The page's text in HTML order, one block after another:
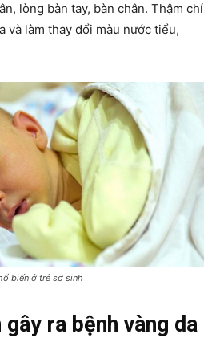
lòng bàn tay, bàn chân. Thậm chí
và làm thay đổi màu nước tiểu,
biến ở trẻ sơ sinh
gây ra bệnh vàng da